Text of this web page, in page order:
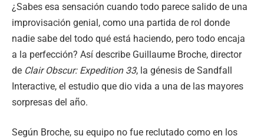
¿Sabes esa sensación cuando todo parece salido de una
improvisación genial, como una partida de rol donde
nadie sabe del todo qué está haciendo, pero todo encaja
a la perfección? Así describe Guillaume Broche, director
de Clair Obscur: Expedition 33, la génesis de Sandfall
Interactive, el estudio que dio vida a una de las mayores
sorpresas del año.
Según Broche, su equipo no fue reclutado como en los